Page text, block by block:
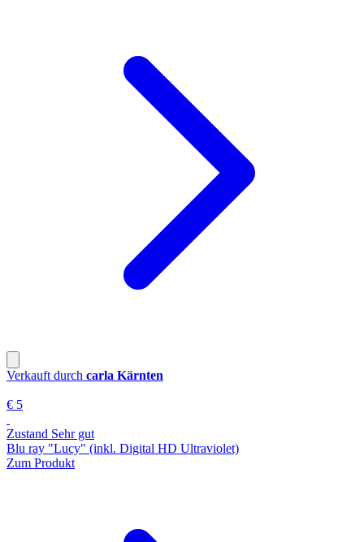
Verkauft durch carla Kärnten
€ 5
Zustand Sehr gut
Blu ray "Lucy" (inkl. Digital HD Ultraviolet)
Zum Produkt